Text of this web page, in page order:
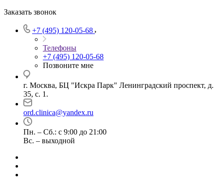
Заказать звонок
+7 (495) 120-05-68
Телефоны
+7 (495) 120-05-68
Позвоните мне
г. Москва, БЦ "Искра Парк" Ленинградский проспект, д.
35, с. 1.
ord.clinica@yandex.ru
Пн. – Сб.: с 9:00 до 21:00
Вс. – выходной